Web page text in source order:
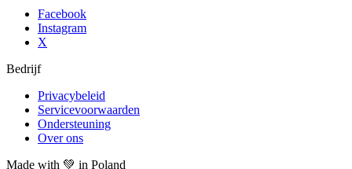
Facebook
Instagram
X
Bedrijf
Privacybeleid
Servicevoorwaarden
Ondersteuning
Over ons
Made with 💚 in Poland